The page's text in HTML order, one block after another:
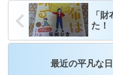
「
た！
最近の平凡な